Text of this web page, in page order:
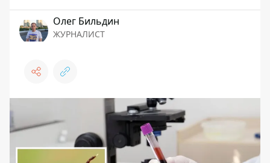
Олег Бильдин
ЖУРНАЛИСТ